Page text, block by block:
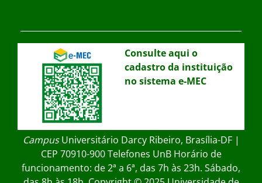
Consulte aqui o
cadastro da instituição
no sistema e-MEC
CampusUniversitário Darcy Ribeiro, Brasília-DF |
CEP 70910-900 Telefones UnB Horário de
funcionamento: de 2ª a 6ª, das 7h às 23h. Sábado,